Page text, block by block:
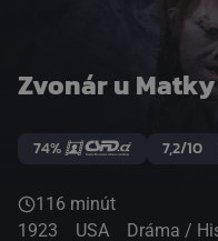
Zvonár u
74% 7,2/10
116 minút
1923
USA Dráma /